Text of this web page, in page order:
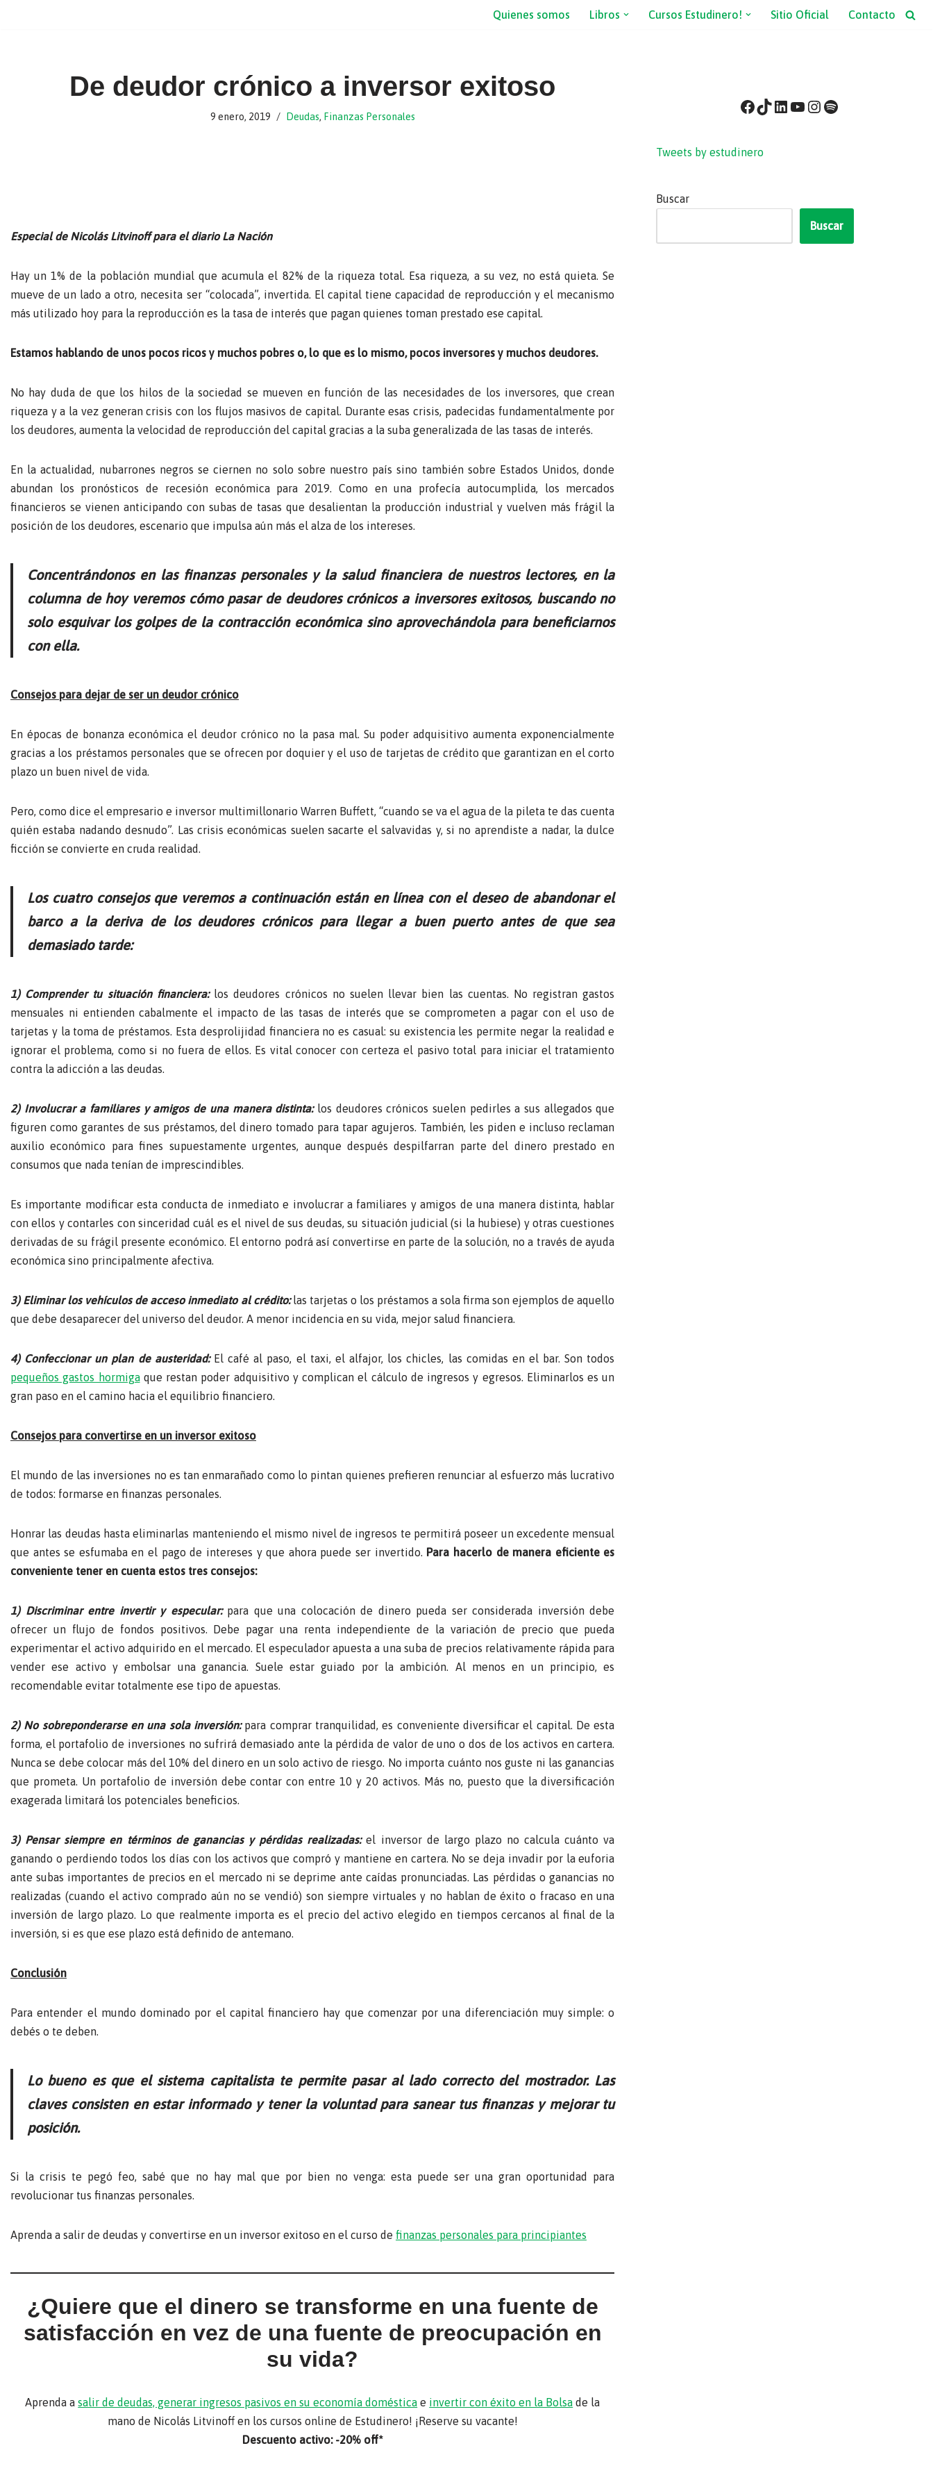
Quienes somos Libros Cursos Estudinero! Sitio Oficial Contacto
De deudor crónico a inversor exitoso
9 enero, 2019 Deudas, Finanzas Personales
Especial de Nicolás Litvinoff para el diario La Nación
Hay un 1% de la población mundial que acumula el 82% de la riqueza total. Esa riqueza, a su vez, no está quieta. Se
mueve de un lado a otro, necesita ser “colocada”, invertida. El capital tiene capacidad de reproducción y el mecanismo
más utilizado hoy para la reproducción es la tasa de interés que pagan quienes toman prestado ese capital.
Estamos hablando de unos pocos ricos y muchos pobres o, lo que es lo mismo, pocos inversores y muchos deudores.
No hay duda de que los hilos de la sociedad se mueven en función de las necesidades de los inversores, que crean
riqueza y a la vez generan crisis con los flujos masivos de capital. Durante esas crisis, padecidas fundamentalmente por
los deudores, aumenta la velocidad de reproducción del capital gracias a la suba generalizada de las tasas de interés.
En la actualidad, nubarrones negros se ciernen no solo sobre nuestro país sino también sobre Estados Unidos, donde
abundan los pronósticos de recesión económica para 2019. Como en una profecía autocumplida, los mercados
financieros se vienen anticipando con subas de tasas que desalientan la producción industrial y vuelven más frágil la
posición de los deudores, escenario que impulsa aún más el alza de los intereses.
Concentrándonos en las finanzas personales y la salud financiera de nuestros lectores, en la
columna de hoy veremos cómo pasar de deudores crónicos a inversores exitosos, buscando no
solo esquivar los golpes de la contracción económica sino aprovechándola para beneficiarnos
con ella.
Consejos para dejar de ser un deudor crónico
En épocas de bonanza económica el deudor crónico no la pasa mal. Su poder adquisitivo aumenta exponencialmente
gracias a los préstamos personales que se ofrecen por doquier y el uso de tarjetas de crédito que garantizan en el corto
plazo un buen nivel de vida.
Pero, como dice el empresario e inversor multimillonario Warren Buffett, “cuando se va el agua de la pileta te das cuenta
quién estaba nadando desnudo”. Las crisis económicas suelen sacarte el salvavidas y, si no aprendiste a nadar, la dulce
ficción se convierte en cruda realidad.
Los cuatro consejos que veremos a continuación están en línea con el deseo de abandonar el
barco a la deriva de los deudores crónicos para llegar a buen puerto antes de que sea
demasiado tarde:
1) Comprender tu situación financiera: los deudores crónicos no suelen llevar bien las cuentas. No registran gastos
mensuales ni entienden cabalmente el impacto de las tasas de interés que se comprometen a pagar con el uso de
tarjetas y la toma de préstamos. Esta desprolijidad financiera no es casual: su existencia les permite negar la realidad e
ignorar el problema, como si no fuera de ellos. Es vital conocer con certeza el pasivo total para iniciar el tratamiento
contra la adicción a las deudas.
2) Involucrar a familiares y amigos de una manera distinta: los deudores crónicos suelen pedirles a sus allegados que
figuren como garantes de sus préstamos, del dinero tomado para tapar agujeros. También, les piden e incluso reclaman
auxilio económico para fines supuestamente urgentes, aunque después despilfarran parte del dinero prestado en
consumos que nada tenían de imprescindibles.
Es importante modificar esta conducta de inmediato e involucrar a familiares y amigos de una manera distinta, hablar
con ellos y contarles con sinceridad cuál es el nivel de sus deudas, su situación judicial (si la hubiese) y otras cuestiones
derivadas de su frágil presente económico. El entorno podrá así convertirse en parte de la solución, no a través de ayuda
económica sino principalmente afectiva.
3) Eliminar los vehículos de acceso inmediato al crédito:las tarjetas o los préstamos a sola firma son ejemplos de aquello
que debe desaparecer del universo del deudor. A menor incidencia en su vida, mejor salud financiera.
4) Confeccionar un plan de austeridad: El café al paso, el taxi, el alfajor, los chicles, las comidas en el bar. Son todos
pequeños gastos hormigaque restan poder adquisitivo y complican el cálculo de ingresos y egresos. Eliminarlos es un
gran paso en el camino hacia el equilibrio financiero.
Consejos para convertirse en un inversor exitoso
El mundo de las inversiones no es tan enmarañado como lo pintan quienes prefieren renunciar al esfuerzo más lucrativo
de todos: formarse en finanzas personales.
Honrar las deudas hasta eliminarlas manteniendo el mismo nivel de ingresos te permitirá poseer un excedente mensual
que antes se esfumaba en el pago de intereses y que ahora puede ser invertido. Para hacerlo de manera eficiente es
conveniente tener en cuenta estos tres consejos:
1) Discriminar entre invertir y especular: para que una colocación de dinero pueda ser considerada inversión debe
ofrecer un flujo de fondos positivos. Debe pagar una renta independiente de la variación de precio que pueda
experimentar el activo adquirido en el mercado. El especulador apuesta a una suba de precios relativamente rápida para
vender ese activo y embolsar una ganancia. Suele estar guiado por la ambición. Al menos en un principio, es
recomendable evitar totalmente ese tipo de apuestas.
2) No sobreponderarse en una sola inversión:para comprar tranquilidad, es conveniente diversificar el capital. De esta
forma, el portafolio de inversiones no sufrirá demasiado ante la pérdida de valor de uno o dos de los activos en cartera.
Nunca se debe colocar más del 10% del dinero en un solo activo de riesgo. No importa cuánto nos guste ni las ganancias
que prometa. Un portafolio de inversión debe contar con entre 10 y 20 activos. Más no, puesto que la diversificación
exagerada limitará los potenciales beneficios.
3) Pensar siempre en términos de ganancias y pérdidas realizadas: el inversor de largo plazo no calcula cuánto va
ganando o perdiendo todos los días con los activos que compró y mantiene en cartera. No se deja invadir por la euforia
ante subas importantes de precios en el mercado ni se deprime ante caídas pronunciadas. Las pérdidas o ganancias no
realizadas (cuando el activo comprado aún no se vendió) son siempre virtuales y no hablan de éxito o fracaso en una
inversión de largo plazo. Lo que realmente importa es el precio del activo elegido en tiempos cercanos al final de la
inversión, si es que ese plazo está definido de antemano.
Conclusión
Para entender el mundo dominado por el capital financiero hay que comenzar por una diferenciación muy simple: o
debés o te deben.
Lo bueno es que el sistema capitalista te permite pasar al lado correcto del mostrador. Las
claves consisten en estar informado y tener la voluntad para sanear tus finanzas y mejorar tu
posición.
Si la crisis te pegó feo, sabé que no hay mal que por bien no venga: esta puede ser una gran oportunidad para
revolucionar tus finanzas personales.
Aprenda a salir de deudas y convertirse en un inversor exitoso en el curso de finanzas personales para principiantes
¿Quiere que el dinero se transforme en una fuente de
satisfacción en vez de una fuente de preocupación en
su vida?
Aprenda a salir de deudas, generar ingresos pasivos en su economía doméstica e invertir con éxito en la Bolsa de la
mano de Nicolás Litvinoff en los cursos online de Estudinero! ¡Reserve su vacante!
Descuento activo: -20% off*
Tweets by estudinero
Buscar
Buscar